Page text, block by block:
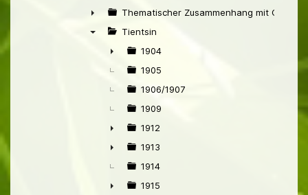
►
►
Thematischer Zusammenhang mit China
Tientsin
►
1904
1905
1906/1907
1909
►
1912
►
1913
1914
1915